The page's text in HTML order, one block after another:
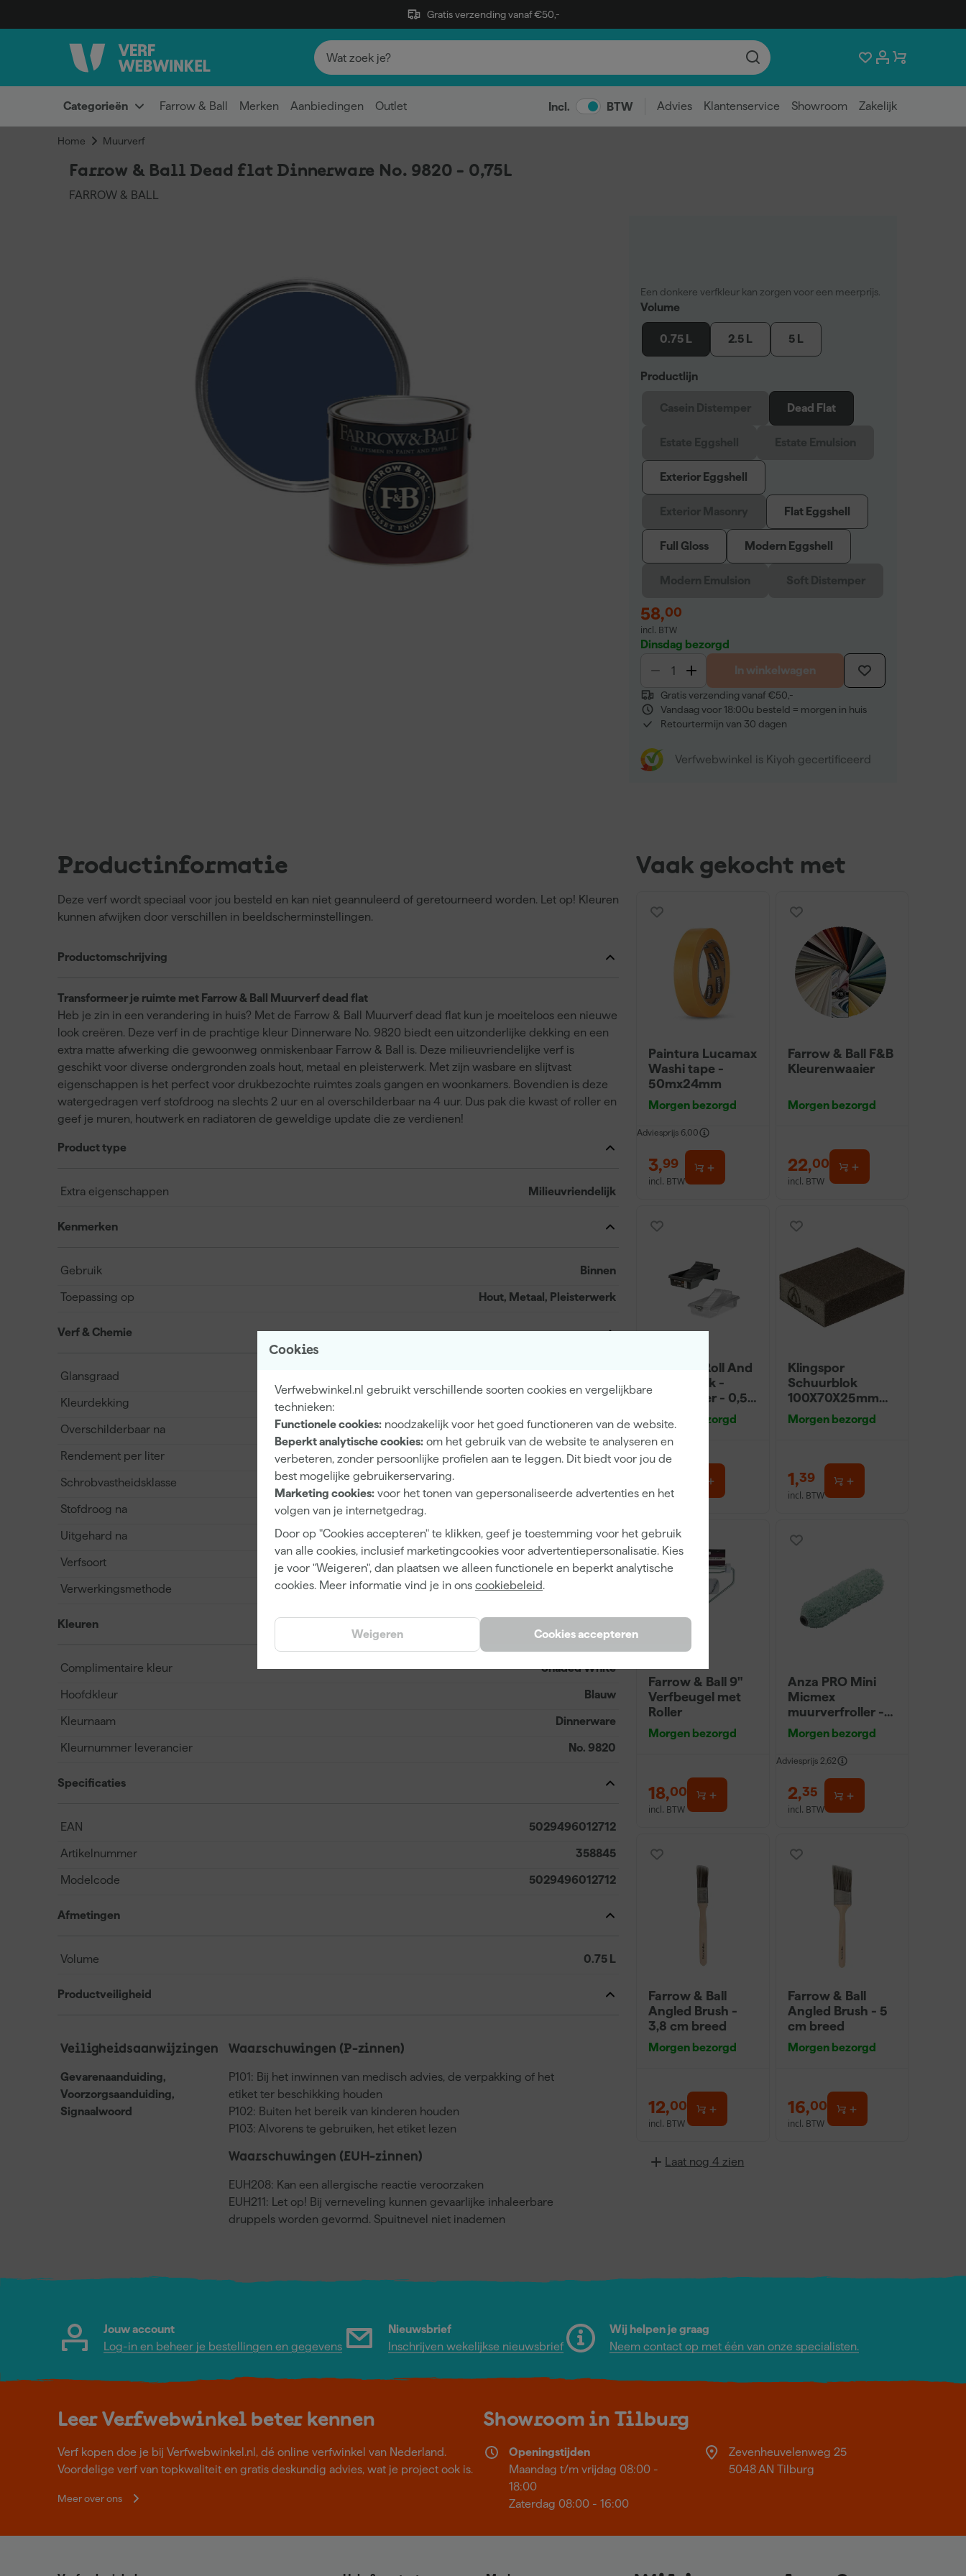
Gratis verzending vanaf €50,-
Categorieën Farrow & Ball Merken Aanbiedingen Outlet Incl. BTW Advies Klantenservice Showroom Zakelijk
Home Muurverf
Cookies
Verfwebwinkel.nl gebruikt verschillende soorten cookies en vergelijkbare
technieken:
Functionele cookies: noodzakelijk voor het goed functioneren van de website.
Beperkt analytische cookies: om het gebruik van de website te analyseren en
verbeteren, zonder persoonlijke profielen aan te leggen. Dit biedt voor jou de
best mogelijke gebruikerservaring.
Marketing cookies: voor het tonen van gepersonaliseerde advertenties en het
volgen van je internetgedrag.
Door op "Cookies accepteren" te klikken, geef je toestemming voor het gebruik
van alle cookies, inclusief marketingcookies voor advertentiepersonalisatie. Kies
je voor "Weigeren", dan plaatsen we alleen functionele en beperkt analytische
cookies. Meer informatie vind je in ons cookiebeleid.
Cookies accepteren
Weigeren
Farrow & Ball Dead flat Dinnerware No. 9820 - 0,75L
FARROW & BALL
Een donkere verfkleur kan zorgen voor een meerprijs.
Volume
0.75 L 2.5 L 5 L
Productlijn
Dead Flat
Exterior Eggshell
Flat Eggshell
Full Gloss Modern Eggshell
58,00
incl. BTW
Dinsdag bezorgd
In winkelwagen
Gratis verzending vanaf €50,-
Vandaag voor 18:00u besteld = morgen in huis
Retourtermijn van 30 dagen
Verfwebwinkel is Kiyoh gecertificeerd
Productinformatie
Deze verf wordt speciaal voor jou besteld en kan niet geannuleerd of geretourneerd worden. Let op! Kleuren
kunnen afwijken door verschillen in beeldscherminstellingen.
Productomschrijving
Transformeer je ruimte met Farrow & Ball Muurverf dead flat
Heb je zin in een verandering in huis? Met de Farrow & Ball Muurverf dead flat kun je moeiteloos een nieuwe
look creëren. Deze verf in de prachtige kleur Dinnerware No. 9820 biedt een uitzonderlijke dekking en een
extra matte afwerking die gewoonweg onmiskenbaar Farrow & Ball is. Deze milieuvriendelijke verf is
geschikt voor diverse ondergronden zoals hout, metaal en pleisterwerk. Met zijn wasbare en slijtvast
eigenschappen is het perfect voor drukbezochte ruimtes zoals gangen en woonkamers. Bovendien is deze
watergedragen verf stofdroog na slechts 2 uur en al overschilderbaar na 4 uur. Dus pak die kwast of roller en
geef je muren, houtwerk en radiatoren de geweldige update die ze verdienen!
Product type
Extra eigenschappen Milieuvriendelijk
Kenmerken
Gebruik Binnen
Toepassing op Hout, Metaal, Pleisterwerk
Verf & Chemie
Glansgraad
Kleurdekking
Overschilderbaar na 4 h
Rendement per liter 12 m²/l
Schrobvastheidsklasse
Stofdroog na
Uitgehard na 1 d
Verfsoort Waterbasis (acryl)
Verwerkingsmethode Airless spuitapparatuur, Kwast, Viltroller
Kleuren
Complimentaire kleur Shaded White
Hoofdkleur Blauw
Kleurnaam Dinnerware
Kleurnummer leverancier No. 9820
Specificaties
EAN 5029496012712
Artikelnummer 358845
Modelcode 5029496012712
Afmetingen
Volume 0.75 L
Productveiligheid
Veiligheidsaanwijzingen
Gevarenaanduiding,
Voorzorgsaanduiding,
Signaalwoord
Waarschuwingen (P-zinnen)
P101: Bij het inwinnen van medisch advies, de verpakking of het
etiket ter beschikking houden
P102: Buiten het bereik van kinderen houden
P103: Alvorens te gebruiken, het etiket lezen
Waarschuwingen (EUH-zinnen)
EUH208: Kan een allergische reactie veroorzaken
EUH211: Let op! Bij verneveling kunnen gevaarlijke inhaleerbare
druppels worden gevormd. Spuitnevel niet inademen
Vaak gekocht met
Paintura Lucamax
Washi tape -
50mx24mm
Morgen bezorgd
Adviesprijs 6,00
3,99
incl. BTW
Farrow & Ball F&B
Kleurenwaaier
Morgen bezorgd
22,00
incl. BTW
Go!Paint Roll And
Go Verfbak -
12cm Roller - 0,5L
+ 5 Inzetbakken
Morgen bezorgd
incl. BTW
Klingspor
Schuurblok
100X70X25mm
Sk 500 P220
Morgen bezorgd
1,39
incl. BTW
Farrow & Ball 9"
Verfbeugel met
Roller
Morgen bezorgd
18,00
incl. BTW
Anza PRO Mini
Micmex
muurverfroller -
10cm
Morgen bezorgd
Adviesprijs 2,62
2,35
incl. BTW
Farrow & Ball
Angled Brush -
3,8 cm breed
Morgen bezorgd
12,00
incl. BTW
Farrow & Ball
Angled Brush - 5
cm breed
Morgen bezorgd
16,00
incl. BTW
Laat nog 4 zien
Jouw account
Log-in en beheer je bestellingen en gegevens
Nieuwsbrief
Inschrijven wekelijkse nieuwsbrief
Wij helpen je graag
Neem contact op met één van onze specialisten.
Leer Verfwebwinkel beter kennen
Verf kopen doe je bij Verfwebwinkel.nl, dé online verfwinkel van Nederland.
Voordelige verf van topkwaliteit en gratis deskundig advies, wat je project ook is.
Meer over ons
Showroom in Tilburg
Openingstijden
Maandag t/m vrijdag 08:00 -
18:00
Zaterdag 08:00 - 16:00
Zevenheuvelenweg 25
5048 AN Tilburg